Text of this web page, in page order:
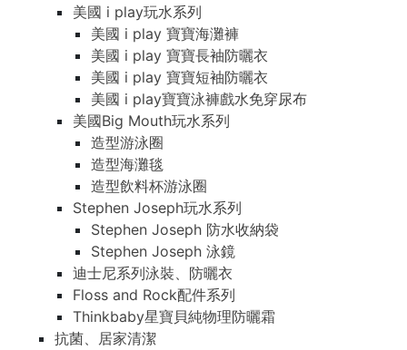
美國 i play玩水系列
美國 i play 寶寶海灘褲
美國 i play 寶寶長袖防曬衣
美國 i play 寶寶短袖防曬衣
美國 i play寶寶泳褲戲水免穿尿布
美國Big Mouth玩水系列
造型游泳圈
造型海灘毯
造型飲料杯游泳圈
Stephen Joseph玩水系列
Stephen Joseph 防水收納袋
Stephen Joseph 泳鏡
迪士尼系列泳裝、防曬衣
Floss and Rock配件系列
Thinkbaby星寶貝純物理防曬霜
抗菌、居家清潔